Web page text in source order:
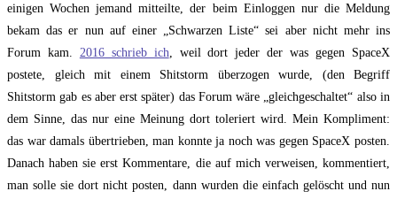
einigen Wochen jemand mitteilte, der beim Einloggen nur die Meldung
bekam das er nun auf einer „Schwarzen Liste“ sei aber nicht mehr ins
Forum kam. 2016 schrieb ich , weil dort jeder der was gegen SpaceX
postete, gleich mit einem Shitstorm überzogen wurde, (den Begriff
Shitstorm gab es aber erst später) das Forum wäre „gleichgeschaltet“ also in
dem Sinne, das nur eine Meinung dort toleriert wird. Mein Kompliment:
das war damals übertrieben, man konnte ja noch was gegen SpaceX posten.
Danach haben sie erst Kommentare, die auf mich verweisen, kommentiert,
man solle sie dort nicht posten, dann wurden die einfach gelöscht und nun